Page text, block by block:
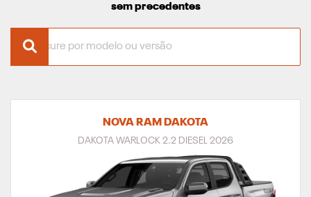
sem precedentes
NOVA RAM DAKOTA
DAKOTA WARLOCK 2.2 DIESEL 2026